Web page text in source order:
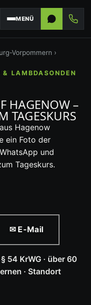
MENÜ
Vorpommern ›
LAMBDASONDEN
HAGENOW –
TAGESKURS
Hagenow
ein Foto der
und
Tageskurs.
✉ E-Mail
54 KrWG · über 60
· Standort